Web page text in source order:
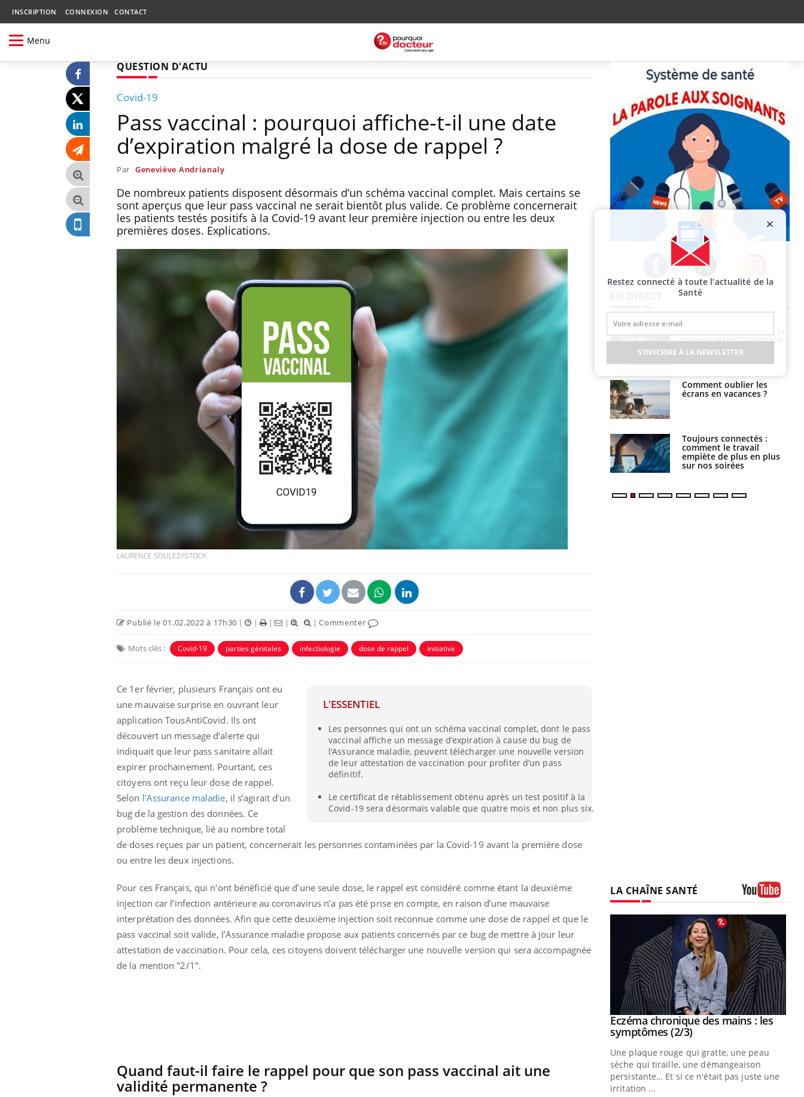
INSCRIPTION CONNEXION CONTACT
Menu
QUESTION D'ACTU
Covid-19
Pass vaccinal : pourquoi affiche-t-il une date
d’expiration malgré la dose de rappel ?
Par Geneviève Andrianaly
De nombreux patients disposent désormais d’un schéma vaccinal complet. Mais certains se
sont aperçus que leur pass vaccinal ne serait bientôt plus valide. Ce problème concernerait
les patients testés positifs à la Covid-19 avant leur première injection ou entre les deux
premières doses. Explications.
LAURENCE SOULEZ/ISTOCK
Publié le 01.02.2022 à 17h30 | | | | |Commenter
Mots clés : Covid-19 parties génitales infectiologie dose de rappel initiative
L'ESSENTIEL
Les personnes qui ont un schéma vaccinal complet, dont le pass
vaccinal affiche un message d’expiration à cause du bug de
l’Assurance maladie, peuvent télécharger une nouvelle version
de leur attestation de vaccination pour profiter d’un pass
définitif.
Le certificat de rétablissement obtenu après un test positif à la
Covid-19 sera désormais valable que quatre mois et non plus six.
Ce 1er février, plusieurs Français ont eu
une mauvaise surprise en ouvrant leur
application TousAntiCovid. Ils ont
découvert un message d’alerte qui
indiquait que leur pass sanitaire allait
expirer prochainement. Pourtant, ces
citoyens ont reçu leur dose de rappel.
Selon l'Assurance maladie, il s’agirait d’un
bug de la gestion des données. Ce
problème technique, lié au nombre total
de doses reçues par un patient, concernerait les personnes contaminées par la Covid-19 avant la première dose
ou entre les deux injections.
Pour ces Français, qui n'ont bénéficié que d’une seule dose, le rappel est considéré comme étant la deuxième
injection car l’infection antérieure au coronavirus n’a pas été prise en compte, en raison d’une mauvaise
interprétation des données. Afin que cette deuxième injection soit reconnue comme une dose de rappel et que le
pass vaccinal soit valide, l’Assurance maladie propose aux patients concernés par ce bug de mettre à jour leur
attestation de vaccination. Pour cela, ces citoyens doivent télécharger une nouvelle version qui sera accompagnée
de la mention "2/1".
Quand faut-il faire le rappel pour que son pass vaccinal ait une
validité permanente ?
Facebook Twitter Instagram
Comment éviter une otite
pendant les vacances ? naturel attire l'attention
des chercheurs
Comment oublier les
écrans en vacances ?
Toujours connectés :
comment le travail
empiète de plus en plus
sur nos soirées
LA CHAÎNE SANTÉ
bouscule les idées reçues ! Dans cet
épisode, une ...
qualité de vie au travail" de Pourquoi
Docteur reçoivent Régis Blugeon, DRH et
directeur ...
dermatologue à Paris, vous explique
comment protéger vos mains au quotidien
Youtube
Eczéma chronique des mains : les
symptômes (2/3)Youtube
Une plaque rouge qui gratte, une peau
sèche qui tiraille, une démangeaison
persistante… Et si ce n'était pas juste une
irritation ...
Restez connecté à toute l’actualité de la
Santé
S'INSCRIRE À LA NEWSLETTER